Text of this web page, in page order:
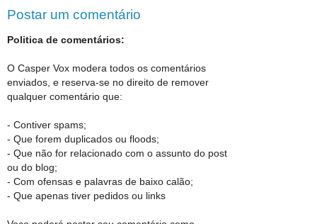
Postar um comentário
Politica de comentários:
O Casper Vox modera todos os comentários
enviados, e reserva-se no direito de remover
qualquer comentário que:
- Contiver spams;
- Que forem duplicados ou floods;
- Que não for relacionado com o assunto do post
ou do blog;
- Com ofensas e palavras de baixo calão;
- Que apenas tiver pedidos ou links